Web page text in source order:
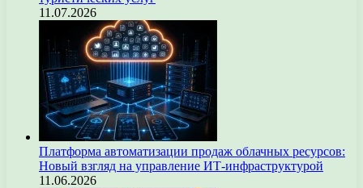
11.07.2026
Платформа автоматизации продаж облачных ресурсов:
Новый взгляд на управление ИТ-инфраструктурой
11.06.2026